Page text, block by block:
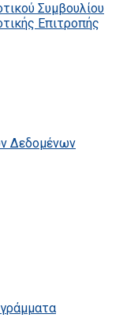
Συμβουλίου
Επιτροπής
Δεδομένων